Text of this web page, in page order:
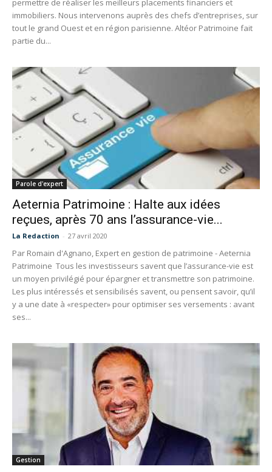
immobiliers. Nous intervenons auprès des chefs d’entreprises, sur
tout le grand Ouest et en région parisienne. Altéor Patrimoine fait
partie du...
Parole d'expert
Aeternia Patrimoine : Halte aux idées
reçues, après 70 ans l’assurance-vie...
La Redaction - 27 avril 2020
Par Romain d'Agnano, Expert en gestion de patrimoine - Aeternia
Patrimoine Tous les investisseurs savent que l’assurance-vie est
un moyen privilégié pour épargner et transmettre son patrimoine.
Les plus intéressés et sensibilisés savent, ou pensent savoir, qu’il
y a une date à «respecter» pour optimiser ses versements : avant
ses...
Gestion